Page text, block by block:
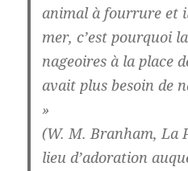
animal à fourrure et
mer, c’est pourquoi
nageoires à la place
avait plus besoin de
»
(W. M. Branham, La
lieu d’adoration